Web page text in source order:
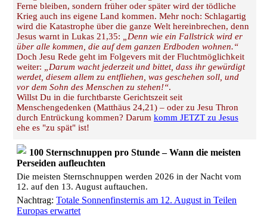
Ferne bleiben, sondern früher oder später wird der tödliche
Krieg auch ins eigene Land kommen. Mehr noch: Schlagartig
wird die Katastrophe über die ganze Welt hereinbrechen, denn
Jesus warnt in Lukas 21,35: „Denn wie ein Fallstrick wird er
über alle kommen, die auf dem ganzen Erdboden wohnen.“
Doch Jesu Rede geht im Folgevers mit der Fluchtmöglichkeit
weiter: „Darum wacht jederzeit und bittet, dass ihr gewürdigt
werdet, diesem allem zu entfliehen, was geschehen soll, und
vor dem Sohn des Menschen zu stehen!“.
Willst Du in die furchtbarste Gerichtszeit seit
Menschengedenken (Matthäus 24,21) – oder zu Jesu Thron
durch Entrückung kommen? Darum komm JETZT zu Jesus
ehe es "zu spät" ist!
100 Sternschnuppen pro Stunde – Wann die meisten
Perseiden aufleuchten
Die meisten Sternschnuppen werden 2026 in der Nacht vom
12. auf den 13. August auftauchen.
Nachtrag:Totale Sonnenfinsternis am 12. August in Teilen
Europas erwartet